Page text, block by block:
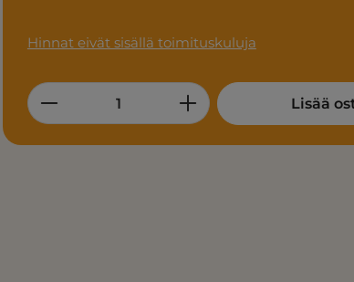
Hinnat eivät sisällä toimituskuluja
Product Quantity: Enter the
Lisää